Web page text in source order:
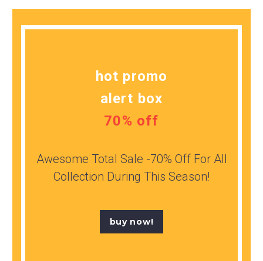
hot promo
alert box
70% off
Awesome Total Sale -70% Off For All
Collection During This Season!
buy now!